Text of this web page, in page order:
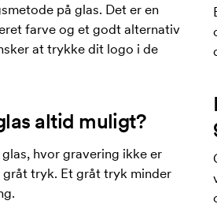
på glas. Det er en
farve og et godt alternativ
at trykke dit logo i de
altid muligt?
hvor gravering ikke er
gråt tryk. Et gråt tryk minder